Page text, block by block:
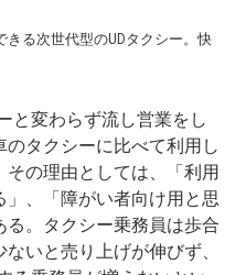
る次世代型のUDタクシー。快
と変わらず流し営業をし
タクシーに比べて利用し
の理由としては、「利用
、「障がい者向け用と思
。タクシー乗務員は歩合
いと売り上げが伸びず、